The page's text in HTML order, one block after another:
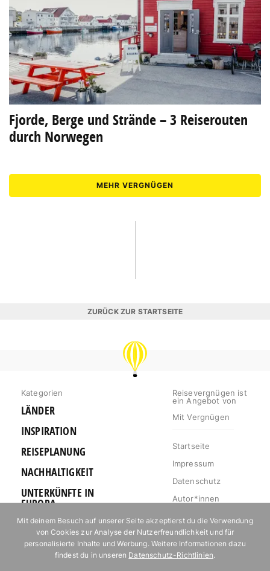
Fjorde, Berge und Strände – 3 Reiserouten
durch Norwegen
MEHR VERGNÜGEN
ZURÜCK ZUR STARTSEITE
REISEVERGNÜGEN
Kategorien
LÄNDER
INSPIRATION
REISEPLANUNG
NACHHALTIGKEIT
UNTERKÜNFTE IN
EUROPA
OUTDOOR
URLAUB FÜR
FOODIES
Reisevergnügen ist
ein Angebot von
Mit Vergnügen
Startseite
Impressum
Datenschutz
Autor*innen
Mediakit
Jobs
Kontakt
Mit deinem Besuch auf unserer Seite akzeptierst du die Verwendung
von Cookies zur Analyse der Nutzerfreundlichkeit und für
personalisierte Inhalte und Werbung. Weitere Informationen dazu
findest du in unseren Datenschutz-Richtlinien.